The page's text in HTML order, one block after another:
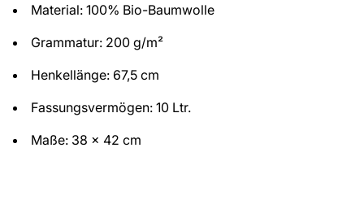
Material: 100% Bio-Baumwolle
Grammatur: 200 g/m²
Henkellänge: 67,5 cm
Fassungsvermögen: 10 Ltr.
Maße: 38 x 42 cm